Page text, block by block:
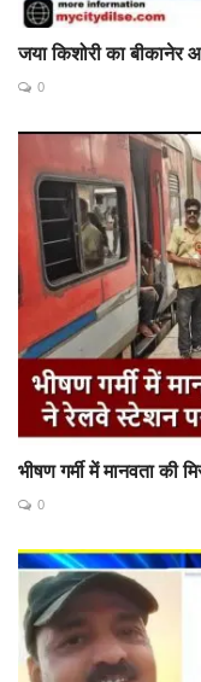
जया किशोरी का बीकानेर
0
भीषण गर्मी में मानवता की
0